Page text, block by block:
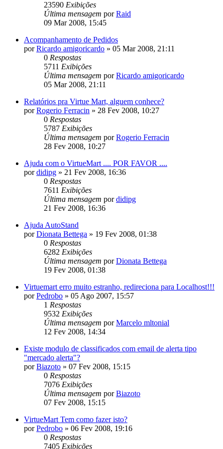
23590 Exibições
Última mensagem porRaid
09 Mar 2008, 15:45
Acompanhamento de Pedidos
porRicardo amigoricardo » 05 Mar 2008, 21:11
0 Respostas
5711 Exibições
Última mensagem porRicardo amigoricardo
05 Mar 2008, 21:11
Relatórios pra Virtue Mart, alguem conhece?
porRogerio Ferracin » 28 Fev 2008, 10:27
0 Respostas
5787 Exibições
Última mensagem porRogerio Ferracin
28 Fev 2008, 10:27
Ajuda com o VirtueMart .... POR FAVOR ....
pordidipg » 21 Fev 2008, 16:36
0 Respostas
7611 Exibições
Última mensagem pordidipg
21 Fev 2008, 16:36
Ajuda AutoStand
porDionata Bettega » 19 Fev 2008, 01:38
0 Respostas
6282 Exibições
Última mensagem porDionata Bettega
19 Fev 2008, 01:38
Virtuemart erro muito estranho, redireciona para Localhost!!!
porPedrobo » 05 Ago 2007, 15:57
1 Respostas
9532 Exibições
Última mensagem porMarcelo mltonial
12 Fev 2008, 14:34
Existe modulo de classificados com email de alerta tipo
"mercado alerta"?
porBiazoto » 07 Fev 2008, 15:15
0 Respostas
7076 Exibições
Última mensagem porBiazoto
07 Fev 2008, 15:15
VirtueMart Tem como fazer isto?
porPedrobo » 06 Fev 2008, 19:16
0 Respostas
7405 Exibições